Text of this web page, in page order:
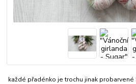
každé přadénko je trochu jinak